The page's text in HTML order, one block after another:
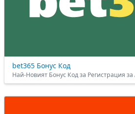
bet365 Бонус Код
Най-Новият Бонус Код за Регистрация за